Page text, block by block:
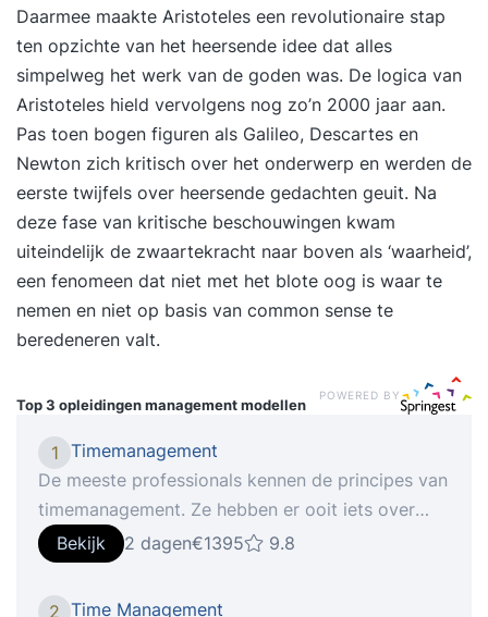
Daarmee maakte Aristoteles een revolutionaire stap
ten opzichte van het heersende idee dat alles
simpelweg het werk van de goden was. De logica van
Aristoteles hield vervolgens nog zo’n 2000 jaar aan.
Pas toen bogen figuren als Galileo, Descartes en
Newton zich kritisch over het onderwerp en werden de
eerste twijfels over heersende gedachten geuit. Na
deze fase van kritische beschouwingen kwam
uiteindelijk de zwaartekracht naar boven als ‘waarheid’,
een fenomeen dat niet met het blote oog is waar te
nemen en niet op basis van common sense te
beredeneren valt.
Top 3 opleidingenmanagement modellen
POWERED BY
1 Timemanagement
De meeste professionals kennen de principes van
timemanagement. Ze hebben er ooit iets over
gelezen of zelfs een training gevolgd. Toch
vervallen velen na korte tijd weer in hun oude
werkpatronen. De reden? Ze richten zich op trucs
Bekijk 2 dagen€1395 9.8
2 Time Management